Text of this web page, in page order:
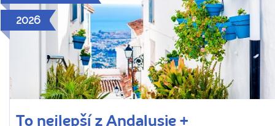
2026
To nejlepší z Andalusie +